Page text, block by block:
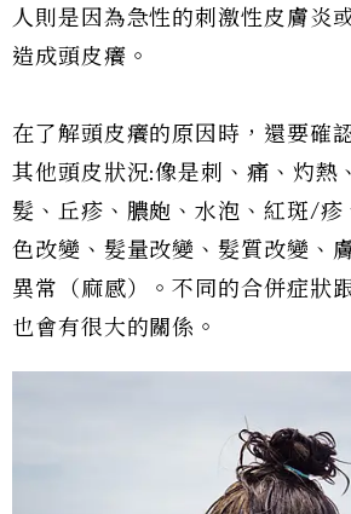
人則是因為急性的刺激性皮膚炎
造成頭皮癢。
在了解頭皮癢的原因時，還要確
其他頭皮狀況:像是刺、痛、灼熱
髮、丘疹、膿皰、水泡、紅斑/疹
色改變、髮量改變、髮質改變、
異常（麻感）。不同的合併症狀
也會有很大的關係。